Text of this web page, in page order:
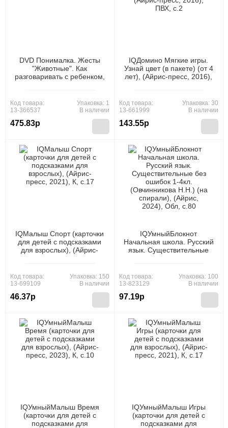
DVD Понималка. Жесты
"Животные". Как
разговаривать с ребенком,
(Лаборатория Антона
Маниченко, 2009), К
Код товара:
13-366537
475.83р
Упаковка: 1
В наличии
IQДомино Мягкие игры.
Узнай цвет (в пакете) (от 4
лет), (Айрис-пресс, 2016),
Код товара:
13-661999
143.55р
Упаковка: 30
В наличии
IQМалыш Спорт (карточки
для детей с подсказками
для взрослых), (Айрис-
Код товара:
13-699109
46.37р
Упаковка: 150
В наличии
IQУмныйБлокнот
Начальная школа. Русский
язык. Существительные
спирали), (Айрис, 2024),
Код товара:
13-823129
97.19р
Упаковка: 100
В наличии
IQУмныйМалыш Время
(карточки для детей с
подсказками для
IQУмныйМалыш Игры
(карточки для детей с
подсказками для